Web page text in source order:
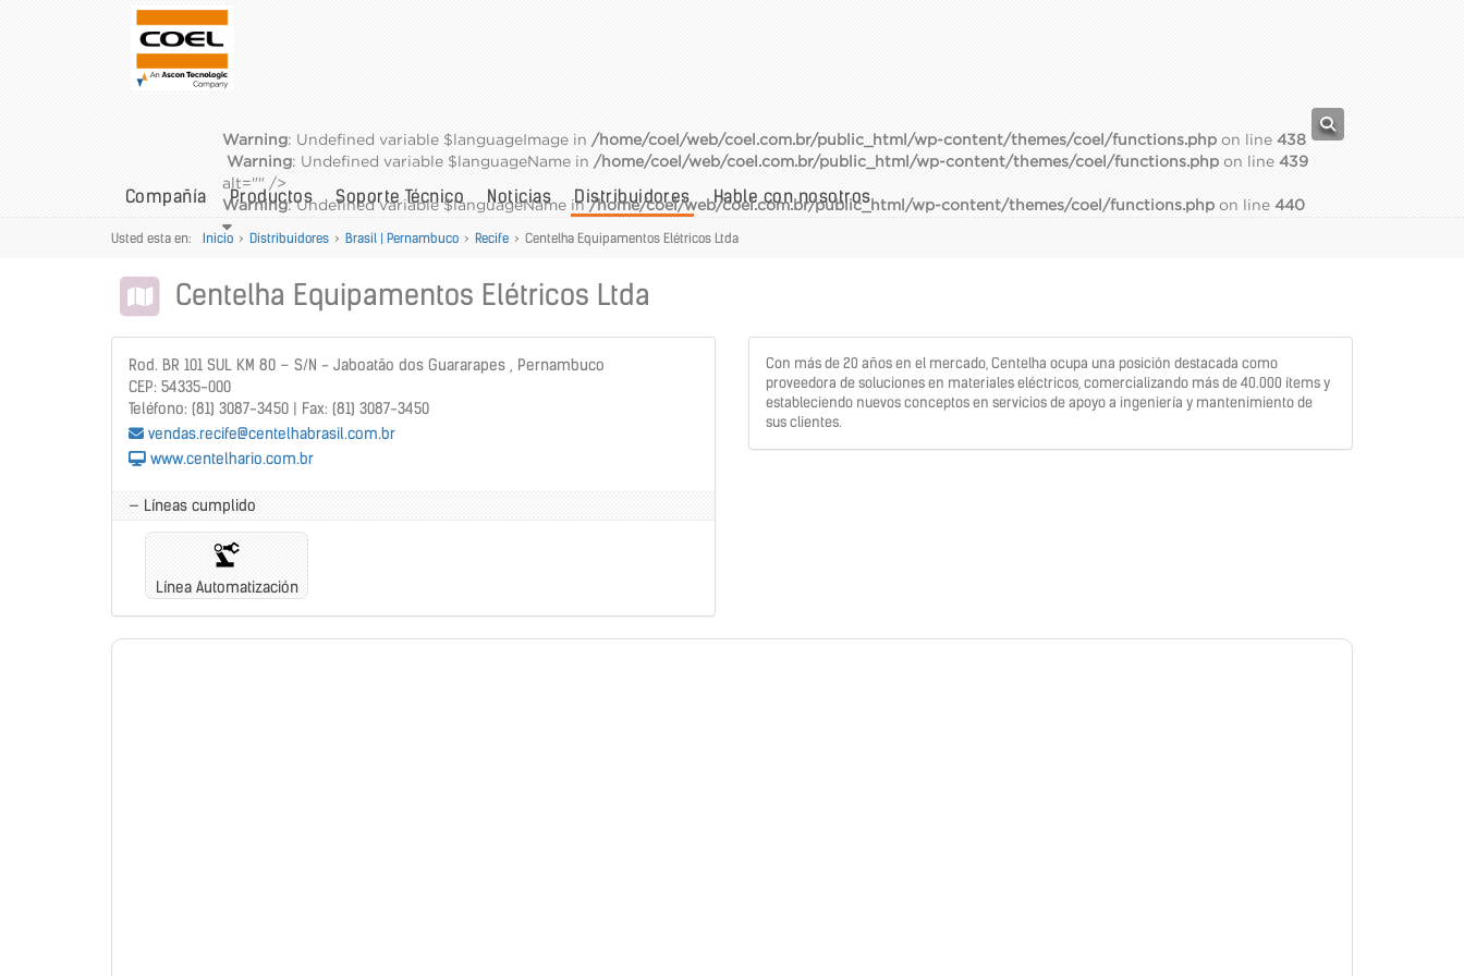
Warning: Undefined variable $languageImage in /home/coel/web/coel.com.br/public_html/wp-content/themes/coel/functions.php on line 438
Warning: Undefined variable $languageName in /home/coel/web/coel.com.br/public_html/wp-content/themes/coel/functions.php on line 439
alt="" />
Warning: Undefined variable $languageName in/home/coel/web/coel.com.br/public_html/wp-content/themes/coel/functions.php on line 440
Compañía Productos Soporte Técnico Noticias Distribuidores Hable con nosotros
Usted esta en: Inicio > Distribuidores > Brasil | Pernambuco > Recife > Centelha Equipamentos Elétricos Ltda
Centelha Equipamentos Elétricos Ltda
Rod. BR 101 SUL KM 80 – S/N - Jaboatão dos Guararapes , Pernambuco
CEP: 54335-000
Teléfono: (81) 3087-3450 | Fax: (81) 3087-3450
vendas.recife@centelhabrasil.com.br
www.centelhario.com.br
— Líneas cumplido
Línea Automatización
Con más de 20 años en el mercado, Centelha ocupa una posición destacada como
proveedora de soluciones en materiales eléctricos, comercializando más de 40.000 ítems y
estableciendo nuevos conceptos en servicios de apoyo a ingeniería y mantenimiento de
sus clientes.